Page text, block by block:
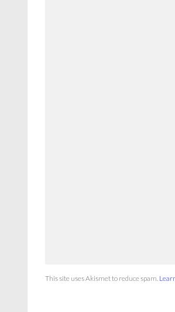
This site uses Akismet to reduce spam.